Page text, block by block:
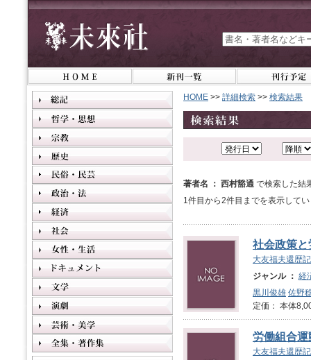
HOME >> 詳細検索 >> 検索結果
著者名 ： 西村豁通 で検索した結
1件目から2件目までを表示して
社会政策と
大友福夫還歴
ジャンル ： 経
黒川俊雄 佐野
定価： 本体
労働組合
大友福夫還歴